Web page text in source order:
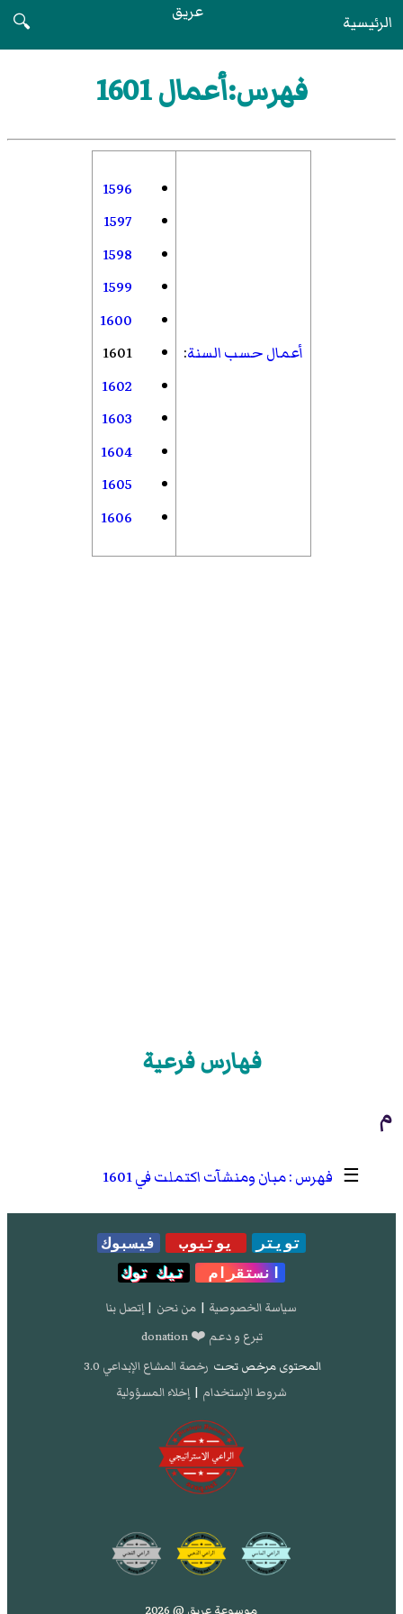
الرئيسية عريق
🔍
فهرس:أعمال 1601
أعمال حسب السنة:
1596
1597
1598
1599
1600
1601
1602
1603
1604
1605
1606
فهارس فرعية
م
☰ مبان ومنشآت اكتملت في 1601
تويتر يوتيوب
فيسبوك
انستقرام
تيك توك
سياسة الخصوصية | من نحن | إتصل بنا
تبرع و دعم ❤️ donation
المحتوى مرخص تحت رخصة المشاع الإبداعي 3.0
شروط الإستخدام | إخلاء المسؤولية
موسوعة عريق @ 2026